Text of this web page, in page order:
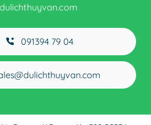
091394 79 04